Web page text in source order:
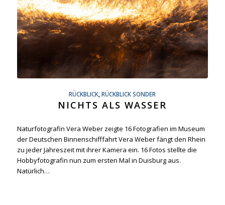
RÜCKBLICK ,RÜCKBLICK SONDER
NICHTS ALS WASSER
Naturfotografin Vera Weber zeigte 16 Fotografien im Museum
der Deutschen Binnenschifffahrt Vera Weber fängt den Rhein
zu jeder Jahreszeit mit ihrer Kamera ein. 16 Fotos stellte die
Hobbyfotografin nun zum ersten Mal in Duisburg aus.
Natürlich…